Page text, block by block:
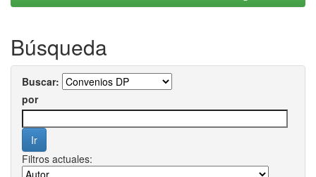
Búsqueda
Buscar:
por
Filtros actuales: